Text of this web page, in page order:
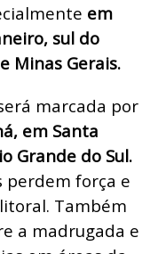
em
sul do
Minas Gerais.
marcada por
em Santa
Grande do Sul.
perdem força e
Também
a madrugada e